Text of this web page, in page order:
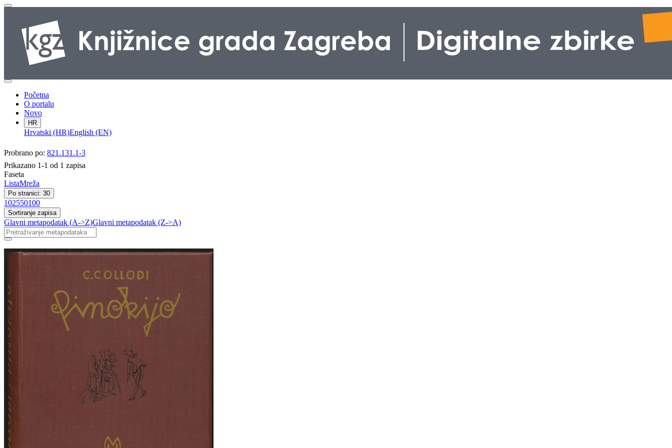
Početna
O portalu
Novo
HR
Hrvatski (HR)English (EN)
Probrano po: 821.131.1-3
Prikazano 1-1 od 1 zapisa
Faseta
ListaMreža
Po stranici: 30
102550100
Sortiranje zapisa
Glavni metapodatak (A->Z)Glavni metapodatak (Z->A)